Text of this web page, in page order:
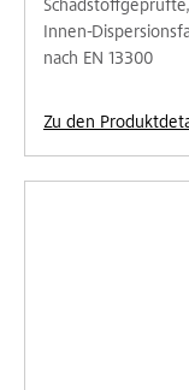
Innen-
nach EN 13300
Zu den